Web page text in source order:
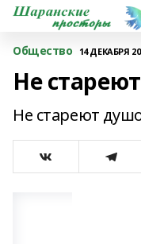
Общество 14 ДЕКАБРЯ
Не
Не стареют